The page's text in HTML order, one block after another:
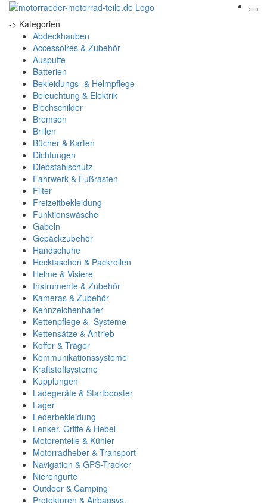
-> Kategorien
Abdeckhauben
Accessoires & Zubehör
Auspuffe
Batterien
Bekleidungs- & Helmpflege
Beleuchtung & Elektrik
Blechschilder
Bremsen
Brillen
Bücher & Karten
Dichtungen
Diebstahlschutz
Fahrwerk & Fußrasten
Filter
Freizeitbekleidung
Funktionswäsche
Gabeln
Gepäckzubehör
Handschuhe
Hecktaschen & Packrollen
Helme & Visiere
Instrumente & Zubehör
Kameras & Zubehör
Kennzeichenhalter
Kettenpflege & -Systeme
Kettensätze & Antrieb
Koffer & Träger
Kommunikationssysteme
Kraftstoffsysteme
Kupplungen
Ladegeräte & Startbooster
Lager
Lederbekleidung
Lenker, Griffe & Hebel
Motorenteile & Kühler
Motorradheber & Transport
Navigation & GPS-Tracker
Nierengurte
Outdoor & Camping
Protektoren & Airbagsys.